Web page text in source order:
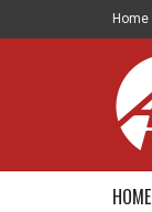
Home
HOME